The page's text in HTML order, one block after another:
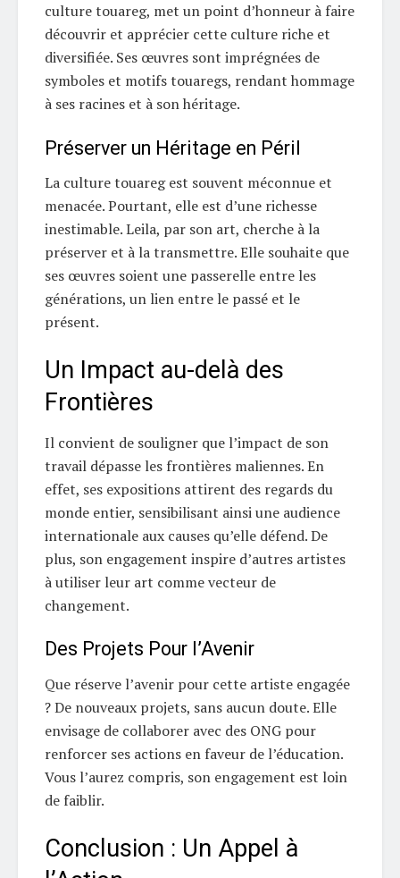
culture touareg, met un point d’honneur à faire
découvrir et apprécier cette culture riche et
diversifiée. Ses œuvres sont imprégnées de
symboles et motifs touaregs, rendant hommage
à ses racines et à son héritage.
Préserver un Héritage en Péril
La culture touareg est souvent méconnue et
menacée. Pourtant, elle est d’une richesse
inestimable. Leila, par son art, cherche à la
préserver et à la transmettre. Elle souhaite que
ses œuvres soient une passerelle entre les
générations, un lien entre le passé et le
présent.
Un Impact au-delà des
Frontières
Il convient de souligner que l’impact de son
travail dépasse les frontières maliennes. En
effet, ses expositions attirent des regards du
monde entier, sensibilisant ainsi une audience
internationale aux causes qu’elle défend. De
plus, son engagement inspire d’autres artistes
à utiliser leur art comme vecteur de
changement.
Des Projets Pour l’Avenir
Que réserve l’avenir pour cette artiste engagée
? De nouveaux projets, sans aucun doute. Elle
envisage de collaborer avec des ONG pour
renforcer ses actions en faveur de l’éducation.
Vous l’aurez compris, son engagement est loin
de faiblir.
Conclusion : Un Appel à